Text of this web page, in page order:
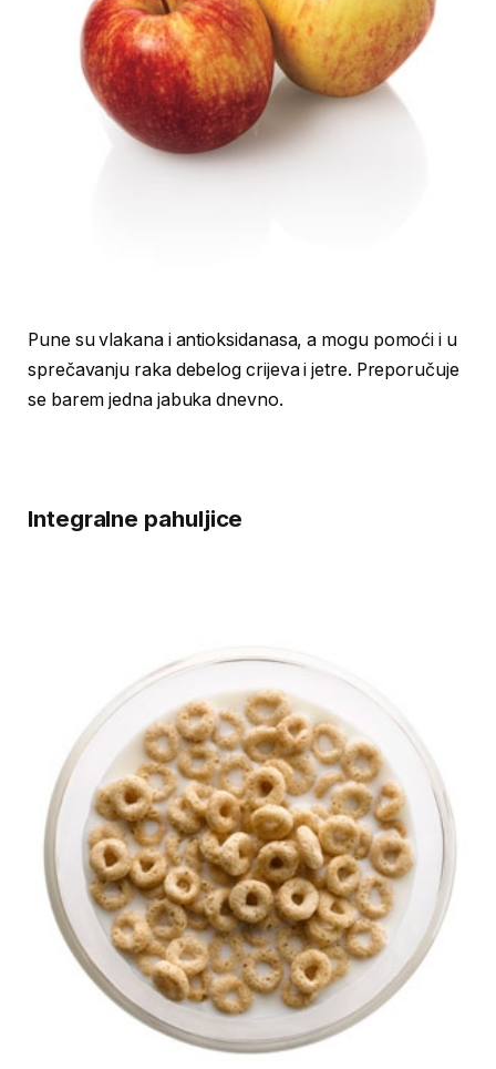
Pune su vlakana i antioksidanasa, a mogu pomoći i u
sprečavanju raka debelog crijeva i jetre. Preporučuje
se barem jedna jabuka dnevno.
Integralne pahuljice